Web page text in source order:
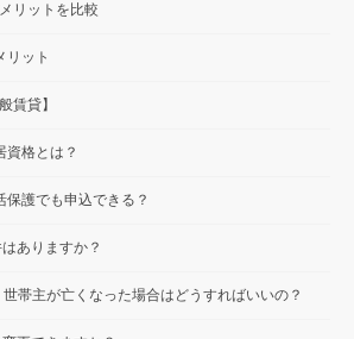
リットを比較
リット
賃貸】
資格とは？
保護でも申込できる？
ありますか？
世帯主が亡くなった場合はどうすればいいの？